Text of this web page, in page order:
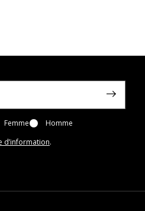
Femme
Homme
d’information.